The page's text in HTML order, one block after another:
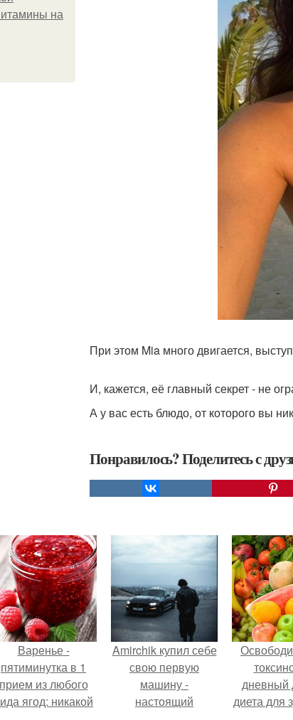
на
При этом Mia много двигается,
И, кажется, её главный секрет - не
А у вас есть блюдо, от которого вы
Понравилось? Поделитесь с
Варенье -
пятиминутка в 1
прием из любого
ягод: никакой
Amirchik купил себе
свою первую
машину -
настоящий
дневный
диета для